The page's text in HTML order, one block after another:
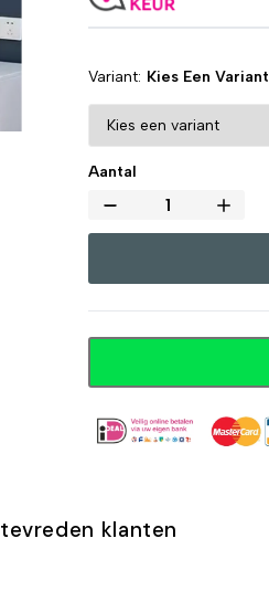
Variant Kies Een Variant
Aantal
tevreden klanten